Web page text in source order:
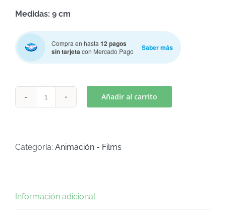
Medidas: 9 cm
Compra en hasta 12 pagos
sin tarjetacon Mercado Pago Saber más
MOD
624)
Añadir al carrito
Categoría: Animación - Films
Información adicional